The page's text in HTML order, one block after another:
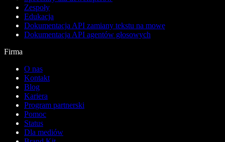
Zespoły
Edukacja
Dokumentacja API zamiany tekstu na mowę
Dokumentacja API agentów głosowych
Firma
O nas
Kontakt
Blog
Kariera
Program partnerski
Pomoc
Status
Dla mediów